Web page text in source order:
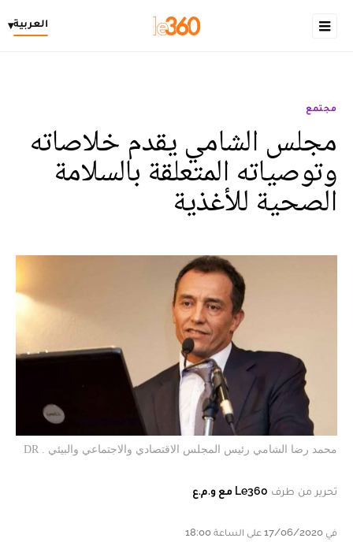
العربية▾
مجتمع
مجلس الشامي يقدم خلاصاته
وتوصياته المتعلقة بالسلامة
الصحية للأغذية
محمد رضا الشامي رئيس المجلس الاقتصادي والاجتماعي والبيئي . DR
تحرير من طرف Le360 مع و.م.ع
في 17/06/2020 على الساعة 18:00